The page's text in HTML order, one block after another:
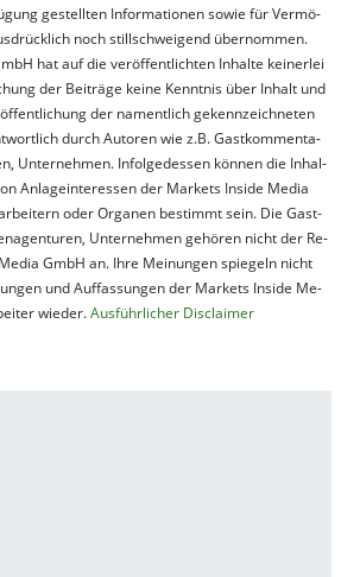
ge­stel­lt­en In­for­ma­tion­en so­wie für Ver­mö­
noch stil­lschwei­gend über­nom­men.
hat auf die ver­öf­fent­lich­ten In­hal­te kei­ner­lei
der Bei­trä­ge kei­ne Ken­nt­nis über In­halt und
der na­ment­lich ge­kenn­zeich­net­en
durch Au­tor­en wie z.B. Gast­kom­men­ta­
Un­ter­neh­men. In­fol­ge­des­sen kön­nen die In­hal­
An­la­ge­in­te­res­sen der Mar­kets In­side Me­dia
oder Or­ga­nen be­stim­mt sein. Die Gast­
Un­ter­neh­men ge­hör­en nicht der Re­
GmbH an. Ihre Mei­nung­en spie­geln nicht
und Auf­fas­sung­en der Mar­kets In­side Me­
wie­der.Aus­führ­lich­er Dis­clai­mer